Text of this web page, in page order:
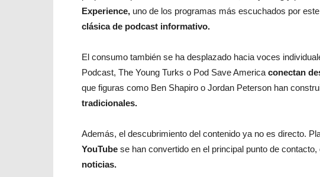
Experience, uno de los programas más escuchados por
clásica de podcast informativo.
El consumo también se ha desplazado hacia voces
Podcast, The Young Turks o Pod Save America conectan
que figuras como Ben Shapiro o Jordan Peterson han
tradicionales.
Además, el descubrimiento del contenido ya no es directo.
YouTube se han convertido en el principal punto de contacto,
noticias.